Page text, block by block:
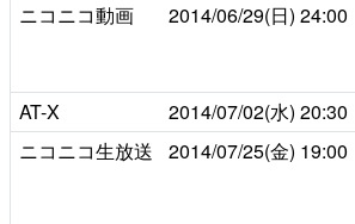
ニコニコ動画 2014/06/29(日) 24:00
AT-X 2014/07/02(水) 20:30
ニコニコ生放送
2014/07/25(金) 19:00